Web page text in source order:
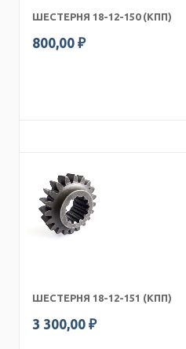
ШЕСТЕРНЯ 18-12-150 (КПП)
800,00 ₽
ШЕСТЕРНЯ 18-12-151 (КПП)
3 300,00 ₽